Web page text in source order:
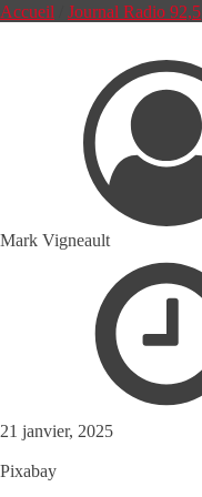
Accueil Journal Radio 92,5
Mark Vigneault
21 janvier, 2025
Pixabay